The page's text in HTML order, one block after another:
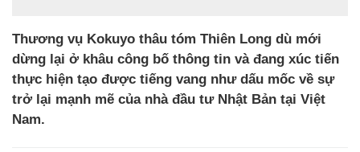
Thương vụ Kokuyo thâu tóm Thiên Long dù mới
dừng lại ở khâu công bố thông tin và đang xúc tiến
thực hiện tạo được tiếng vang như dấu mốc về sự
trở lại mạnh mẽ của nhà đầu tư Nhật Bản tại Việt
Nam.